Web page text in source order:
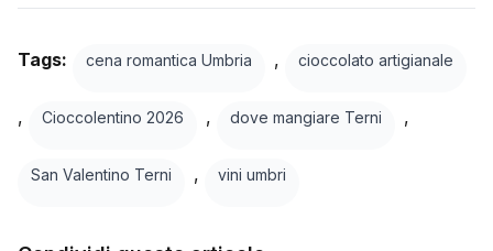
Tags: cena romantica Umbria , cioccolato artigianale
, Cioccolentino 2026 , dove mangiare Terni ,
San Valentino Terni , vini umbri